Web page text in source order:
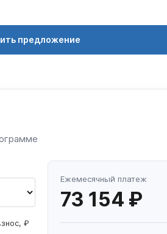
предложение
₽
Ежемесячный платеж
73 154 ₽